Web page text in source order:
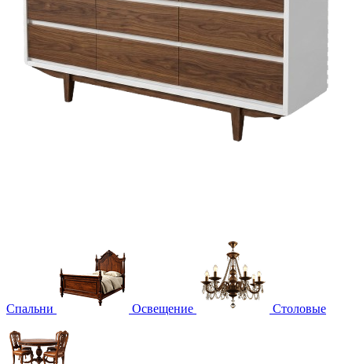
Спальни Освещение Столовые